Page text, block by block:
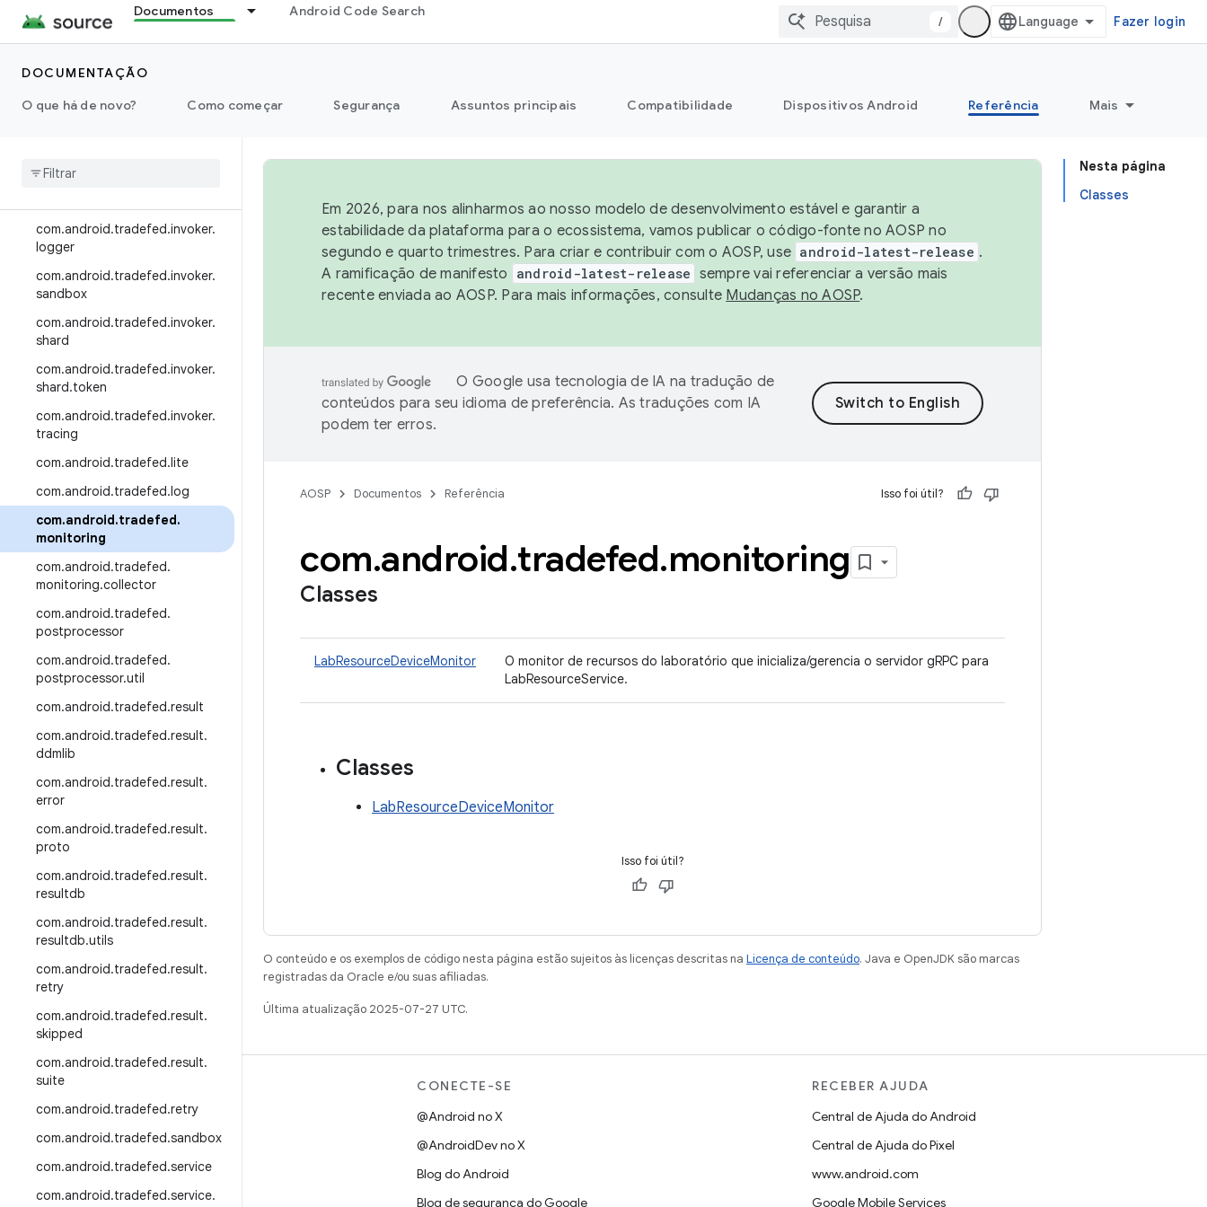
Documentos Android Code Search
/ Fazer login
DOCUMENTAÇÃO
O que há de novo?
Como começar Segurança Assuntos principais Compatibilidade Dispositivos Android Referência Mais
com.android.tradefed.device.re
com.android.tradefed.device.se
com.android.tradefed.error
com.android
com.android.tradefed.invoker.
logger
com.android.tradefed.invoker.
sandbox
com.android.tradefed.invoker.
shard
com.android.tradefed.invoker.
shard.token
com.android.tradefed.invoker.
tracing
com.android.tradefed.lite
com.android.tradefed.log
com.android.tradefed.
monitoring
com.android.tradefed.
monitoring.collector
com.android.tradefed.
postprocessor
com.android.tradefed.
postprocessor.util
com.android.tradefed.result
com.android.tradefed.result.
ddmlib
com.android.tradefed.result.
error
com.android.tradefed.result.
proto
com.android.tradefed.result.
resultdb
com.android.tradefed.result.
resultdb.utils
com.android.tradefed.result.
retry
com.android.tradefed.result.
skipped
com.android.tradefed.result.
suite
com.android.tradefed.retry
com.android.tradefed.sandbox
com.android.tradefed.service
com.android.tradefed.service.
Nesta página
Classes
Em 2026, para nos alinharmos ao nosso modelo de desenvolvimento estável e garantir a
estabilidade da plataforma para o ecossistema, vamos publicar o código-fonte no AOSP no
segundo e quarto trimestres. Para criar e contribuir com o AOSP, use android-latest-release .
A ramificação de manifesto
android-latest-release sempre vai referenciar a versão mais
recente enviada ao AOSP. Para mais informações, consulte Mudanças no AOSP.
O Google usa tecnologia de IA na tradução de
conteúdos para seu idioma de preferência. As traduções com IA
podem ter erros.
AOSP Documentos Referência Isso foi útil?
com.android.tradefed.monitoring
Classes
LabResourceDeviceMonitor
O monitor de recursos do laboratório que inicializa/gerencia o servidor gRPC para
LabResourceService.
Classes
LabResourceDeviceMonitor
Isso foi útil?
O conteúdo e os exemplos de código nesta página estão sujeitos às licenças descritas na Licença de conteúdo. Java e OpenJDK são marcas
registradas da Oracle e/ou suas afiliadas.
Última atualização 2025-07-27 UTC.
CRIAR
Repositório do Android
Requisitos
Como fazer o download
Visualizar códigos binários
CONECTE-SE
@Android no X
@AndroidDev no X
Blog do Android
Blog de segurança do Google
RECEBER AJUDA
Central de Ajuda do Android
Central de Ajuda do Pixel
www.android.com
Google Mobile Services